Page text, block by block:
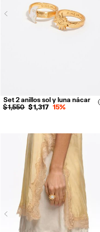
Previous
Set 2 anillos sol y luna nácar
$ 1,550 $ 1,317 15%
14 16
Previous